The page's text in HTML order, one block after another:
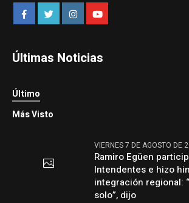
Últimas Noticias
Último
Más Visto
VIERNES 7 DE AGOSTO DE
Ramiro Egüen
Intendentes e hizo
integración regional:
solo”, dijo